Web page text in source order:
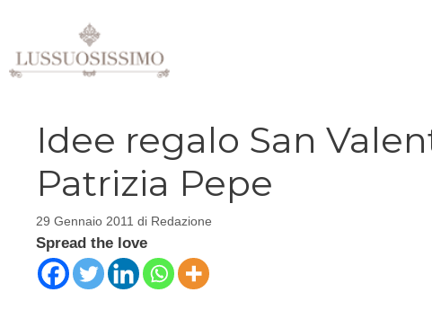
contenuto
Idee regalo San
Patrizia Pepe
29 Gennaio 2011 di Redazione
Spread the love